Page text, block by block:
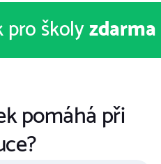
pro školyzdarma
pomáhá při